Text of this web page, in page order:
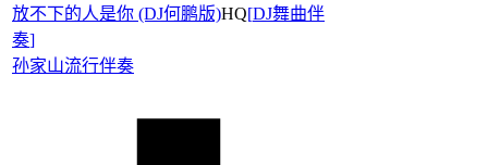
放不下的人是你 (DJ何鹏版)HQ[DJ舞曲伴
奏]
孙家山流行伴奏